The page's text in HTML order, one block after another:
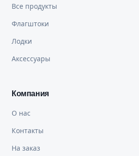
Все продукты
Флагштоки
Лодки
Аксессуары
Компания
О нас
Контакты
На заказ